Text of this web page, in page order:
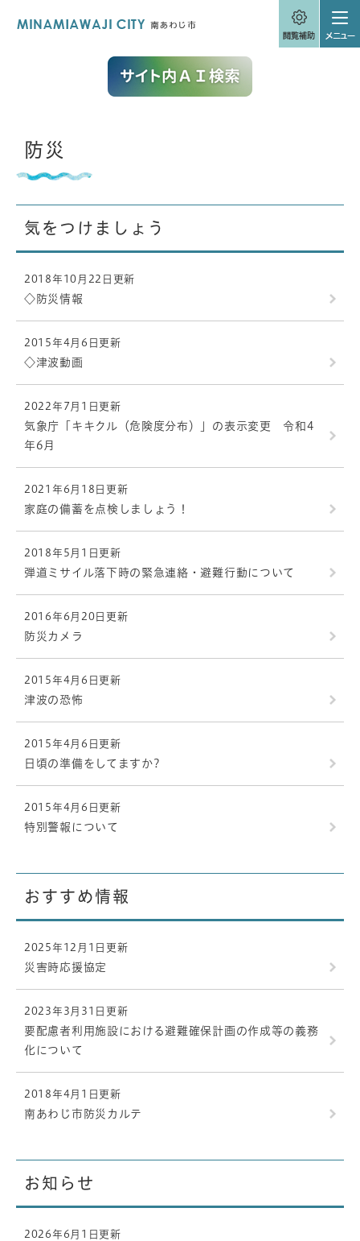
防災
気をつけましょう
2018年10月22日更新
◇防災情報
2015年4月6日更新
◇津波動画
2022年7月1日更新
気象庁「キキクル（危険度分布）」の表示変更 令和4
年6月
2021年6月18日更新
家庭の備蓄を点検しましょう！
2018年5月1日更新
弾道ミサイル落下時の緊急連絡・避難行動について
2016年6月20日更新
防災カメラ
2015年4月6日更新
津波の恐怖
2015年4月6日更新
日頃の準備をしてますか?
2015年4月6日更新
特別警報について
おすすめ情報
2025年12月1日更新
災害時応援協定
2023年3月31日更新
要配慮者利用施設における避難確保計画の作成等の義務
化について
2018年4月1日更新
南あわじ市防災カルテ
お知らせ
2026年6月1日更新